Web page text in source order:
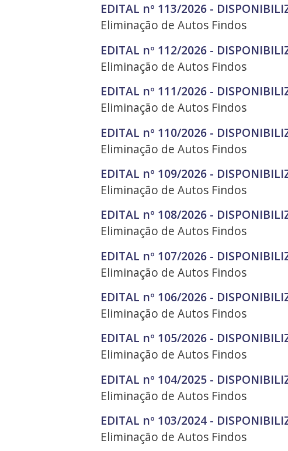
EDITAL nº 113/2026 -
Eliminação de Autos Findos
EDITAL nº 112/2026 -
Eliminação de Autos Findos
EDITAL nº 111/2026 -
Eliminação de Autos Findos
EDITAL nº 110/2026 -
Eliminação de Autos Findos
EDITAL nº 109/2026 -
Eliminação de Autos Findos
EDITAL nº 108/2026 -
Eliminação de Autos Findos
EDITAL nº 107/2026 -
Eliminação de Autos Findos
EDITAL nº 106/2026 -
Eliminação de Autos Findos
EDITAL nº 105/2026 -
Eliminação de Autos Findos
EDITAL nº 104/2025 -
Eliminação de Autos Findos
EDITAL nº 103/2024 -
Eliminação de Autos Findos